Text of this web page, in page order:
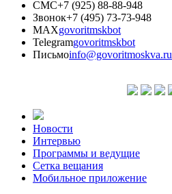
СМС+7 (925) 88-88-948
Звонок+7 (495) 73-73-948
MAXgovoritmskbot
Telegramgovoritmskbot
Письмоinfo@govoritmoskva.ru
Новости
Интервью
Программы и ведущие
Сетка вещания
Мобильное приложение